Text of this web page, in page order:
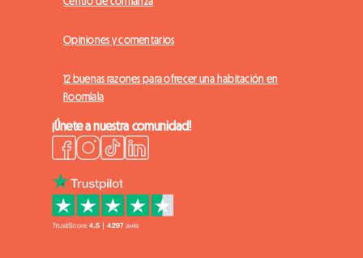
Opiniones y comentarios
12 buenas razones para ofrecer una habitación en
Roomlala
¡Únete a nuestra comunidad!